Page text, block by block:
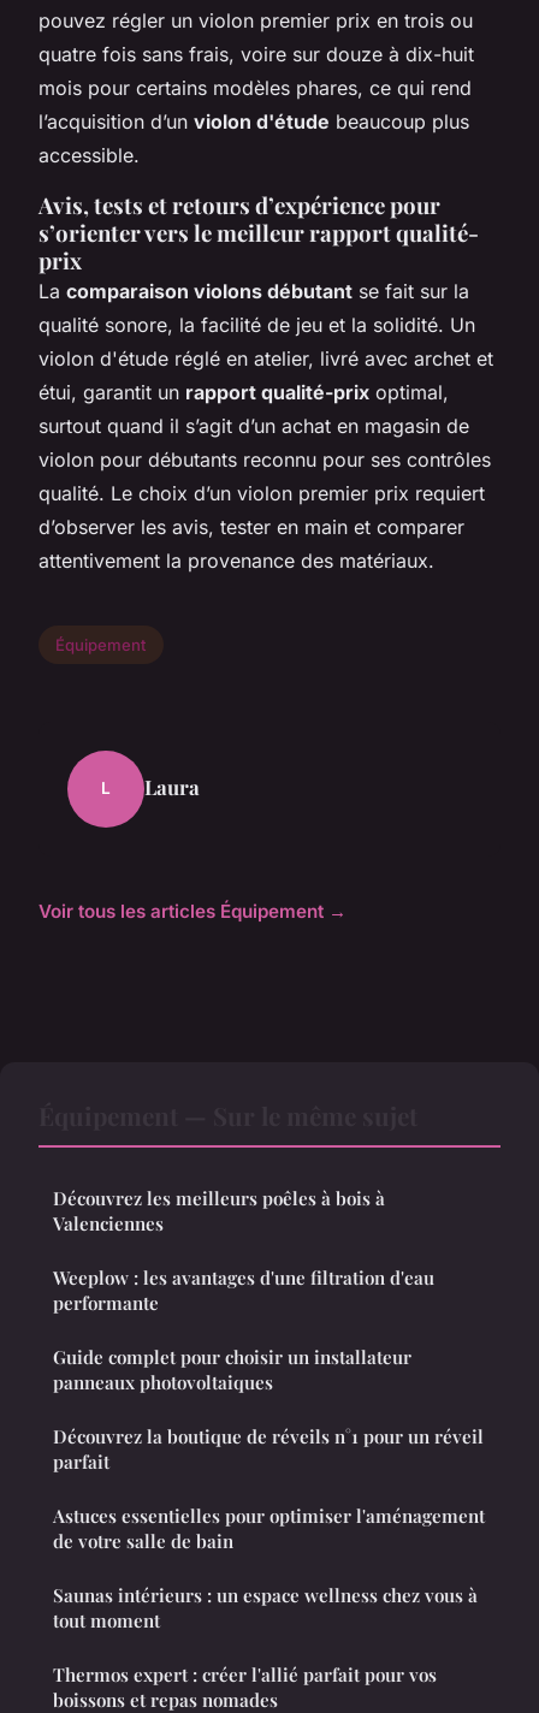
pouvez régler un violon premier prix en trois ou
quatre fois sans frais, voire sur douze à dix-huit
mois pour certains modèles phares, ce qui rend
l’acquisition d’un violon d'étude beaucoup plus
accessible.
Avis, tests et retours d’expérience pour
s’orienter vers le meilleur rapport qualité-
prix
La comparaison violons débutant se fait sur la
qualité sonore, la facilité de jeu et la solidité. Un
violon d'étude réglé en atelier, livré avec archet et
étui, garantit un rapport qualité-prix optimal,
surtout quand il s’agit d’un achat en magasin de
violon pour débutants reconnu pour ses contrôles
qualité. Le choix d’un violon premier prix requiert
d’observer les avis, tester en main et comparer
attentivement la provenance des matériaux.
Équipement
L Laura
Voir tous les articles Équipement →
Découvrez les meilleurs poêles à bois à
Valenciennes
Weeplow : les avantages d'une filtration d'eau
performante
Guide complet pour choisir un installateur
panneaux photovoltaiques
Découvrez la boutique de réveils n°1 pour un réveil
parfait
Astuces essentielles pour optimiser l'aménagement
de votre salle de bain
Saunas intérieurs : un espace wellness chez vous à
tout moment
Thermos expert : créer l'allié parfait pour vos
boissons et repas nomades